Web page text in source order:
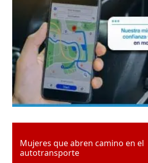
Mujeres que abren camino en el
autotransporte